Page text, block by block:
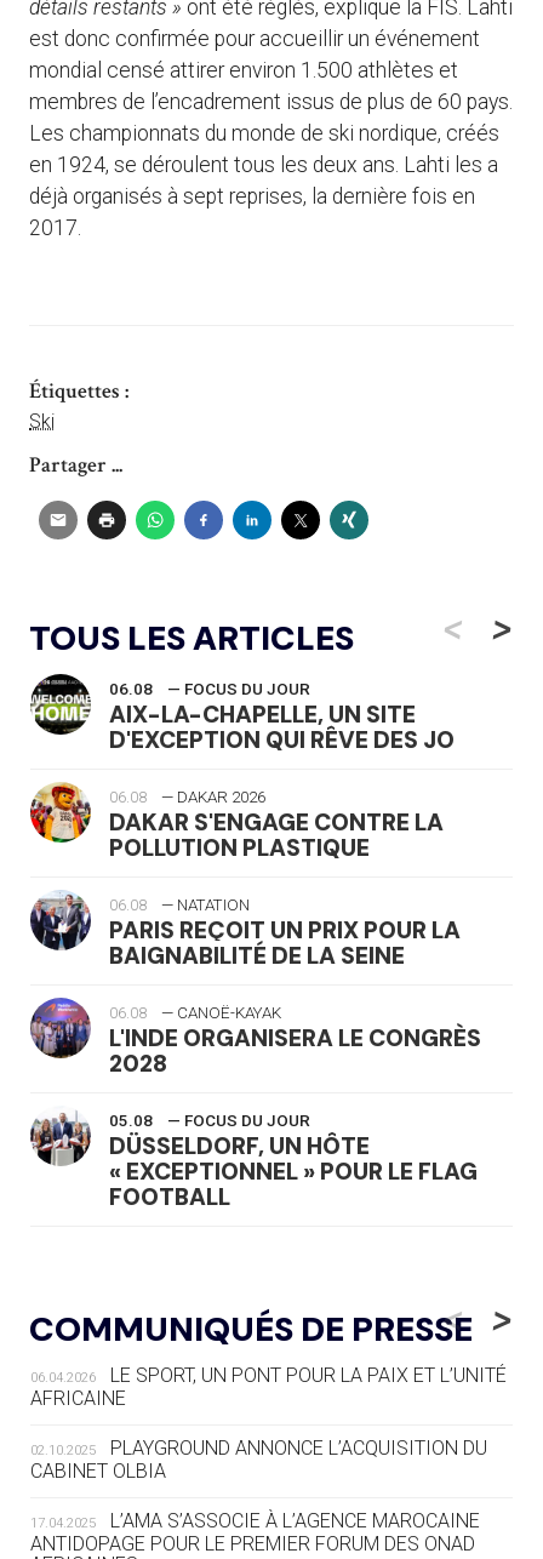
détails restants » ont été réglés, explique la FIS. Lahti
est donc confirmée pour accueillir un événement
mondial censé attirer environ 1.500 athlètes et
membres de l’encadrement issus de plus de 60 pays.
Les championnats du monde de ski nordique, créés
en 1924, se déroulent tous les deux ans. Lahti les a
déjà organisés à sept reprises, la dernière fois en
2017.
Étiquettes :
Ski
Partager ...
TOUS LES ARTICLES <
06.08 — FOCUS DU JOUR
AIX-LA-CHAPELLE, UN SITE
D'EXCEPTION QUI RÊVE DES JO
06.08 — DAKAR 2026
DAKAR S'ENGAGE CONTRE LA
POLLUTION PLASTIQUE
06.08 — NATATION
PARIS REÇOIT UN PRIX POUR LA
BAIGNABILITÉ DE LA SEINE
06.08 — CANOË-KAYAK
L'INDE ORGANISERA LE CONGRÈS
2028
05.08 — FOCUS DU JOUR
DÜSSELDORF, UN HÔTE
« EXCEPTIONNEL » POUR LE FLAG
FOOTBALL
LE RÊVE DE VOIR LA LUGE ALPINE
AUX JO « N'EST PAS FINI »
05.08 — TIR À L'ARC
DES MONDIAUX À BRISBANE SUR LA
ROUTE DES JO 2032
LE VILLAGE OLYMPIQUE DES ARAVIS
SE DESSINE
>
COMMUNIQUÉS DE PRESSE
<
06.04.2026
LE SPORT, UN PONT POUR LA PAIX ET L’UNITÉ
AFRICAINE
02.10.2025
PLAYGROUND ANNONCE L’ACQUISITION DU
CABINET OLBIA
17.04.2025
L’AMA S’ASSOCIE À L’AGENCE MAROCAINE
ANTIDOPAGE POUR LE PREMIER FORUM DES ONAD
>